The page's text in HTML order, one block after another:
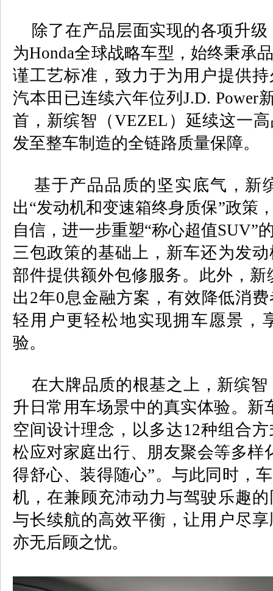
除了在产品层面实现的各项升级
为Honda全球战略车型，始终秉承
谨工艺标准，致力于为用户提供
汽本田已连续六年位列 J.D. Power
首，新缤智（VEZEL ）延续这一
发至整车制造的全链路质量保障。
基于产品品质的坚实底气，新
出“发动机和变速箱终身质保”政策
自信，进一步重塑“称心超值SUV”
三包政策的基础上，新车还为发
部件提供额外包修服务。此外，新
出 2年0息金融方案，有效降低消
轻用户更轻松地实现拥车愿景，
验。
在大牌品质的根基之上，新缤智
升日常用车场景中的真实体验。新
空间设计理念，以多达12种组合
松应对家庭出行、朋友聚会等多样
得舒心、装得随心”。与此同时，
机，在兼顾充沛动力与驾驶乐趣
与长续航的高效平衡，让用户尽
亦无后顾之忧。